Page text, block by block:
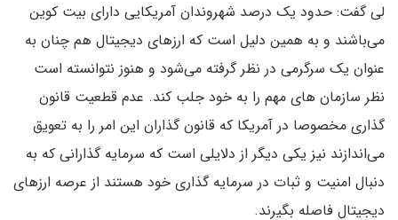
لی گفت: حدود یک درصد شهروندان آمریکایی دارای بیت کوین
می‌باشند و به همین دلیل است که ارزهای دیجیتال هم چنان به
عنوان یک سرگرمی در نظر گرفته می‌شود و هنوز نتوانسته است
نظر سازمان های مهم را به خود جلب کند. عدم قطعیت قانون
گذاری مخصوصا در آمریکا که قانون گذاران این امر را به تعویق
می‌اندازند نیز یکی دیگر از دلایلی است که سرمایه گذارانی که به
دنبال امنیت و ثبات در سرمایه گذاری خود هستند از عرصه ارزهای
دیجیتال فاصله بگیرند.